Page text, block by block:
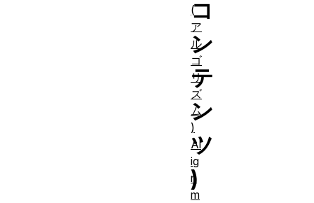
コ
ン
テ
ン
ツ
)
(
ア
ル
ゴ
リ
ズ
ム
)
Al
ig
n
m